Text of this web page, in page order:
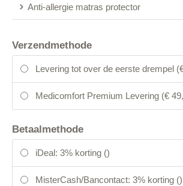
Anti-allergie matras protector
Verzendmethode
Levering tot over de eerste drempel
Medicomfort Premium Levering (€
Betaalmethode
iDeal: 3% korting ()
MisterCash/Bancontact: 3% korting ()